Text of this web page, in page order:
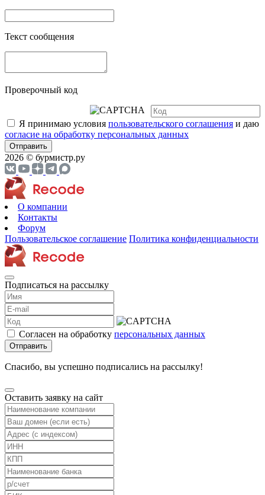
Текст сообщения
Проверочный код
Я принимаю условия пользовательского соглашения и даю
согласие на обработку персональных данных
Отправить
2026 © бурмистр.ру
О компании
Контакты
Форум
Пользовательское соглашение Политика конфиденциальности
Подписаться на рассылку
Согласен на обработку персональных данных
Отправить
Спасибо, вы успешно подписались на рассылку!
Оставить заявку на сайт